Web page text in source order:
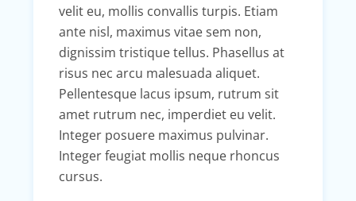
velit eu, mollis convallis turpis. Etiam
ante nisl, maximus vitae sem non,
dignissim tristique tellus. Phasellus at
risus nec arcu malesuada aliquet.
Pellentesque lacus ipsum, rutrum sit
amet rutrum nec, imperdiet eu velit.
Integer posuere maximus pulvinar.
Integer feugiat mollis neque rhoncus
cursus.